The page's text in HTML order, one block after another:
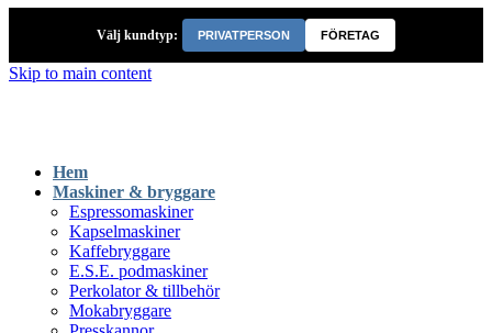
Välj kundtyp: PRIVATPERSON FÖRETAG
Skip to main content
Hem
Maskiner & bryggare
Espressomaskiner
Kapselmaskiner
Kaffebryggare
E.S.E. podmaskiner
Perkolator & tillbehör
Mokabryggare